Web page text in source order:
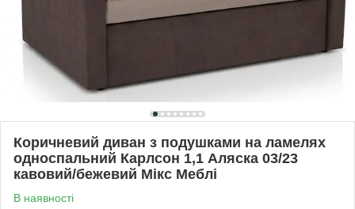
Коричневий диван з подушками на ламелях
односпальний Карлсон 1,1 Аляска 03/23
кавовий/бежевий Мікс Меблі
В наявності